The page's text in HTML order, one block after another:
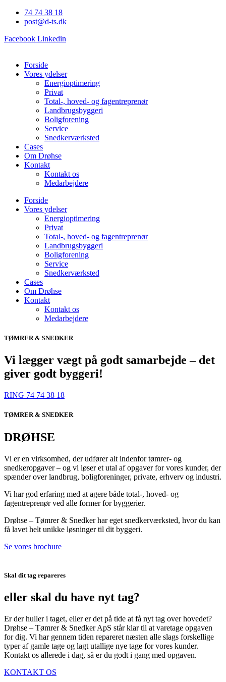
74 74 38 18
post@d-ts.dk
Facebook Linkedin
Forside
Vores ydelser
Energioptimering
Privat
Total-, hoved- og fagentreprenør
Landbrugsbyggeri
Boligforening
Service
Snedkerværksted
Cases
Om Drøhse
Kontakt
Kontakt os
Medarbejdere
Forside
Vores ydelser
Energioptimering
Privat
Total-, hoved- og fagentreprenør
Landbrugsbyggeri
Boligforening
Service
Snedkerværksted
Cases
Om Drøhse
Kontakt
Kontakt os
Medarbejdere
TØMRER & SNEDKER
Vi lægger vægt på godt samarbejde – det
giver godt byggeri!​
RING 74 74 38 18
TØMRER & SNEDKER
DRØHSE
​Vi er en virksomhed, der udfører alt indenfor tømrer- og
snedkeropgaver – og vi løser et utal af opgaver for vores kunder, der
spænder over landbrug, boligforeninger, private, erhverv og industri.
Vi har god erfaring med at agere både total-, hoved- og
fagentreprenør ved alle former for byggerier.
Drøhse – Tømrer & Snedker har eget snedkerværksted, hvor du kan
få lavet helt unikke løsninger til dit byggeri.
Se vores brochure
Skal dit tag repareres
eller skal du have nyt tag?
Er der huller i taget, eller er det på tide at få nyt tag over hovedet?
Drøhse – Tømrer & Snedker ApS står klar til at varetage opgaven
for dig. Vi har gennem tiden repareret næsten alle slags forskellige
typer af gamle tage og lagt utallige nye tage for vores kunder.
Kontakt os allerede i dag, så er du godt i gang med opgaven.
KONTAKT OS